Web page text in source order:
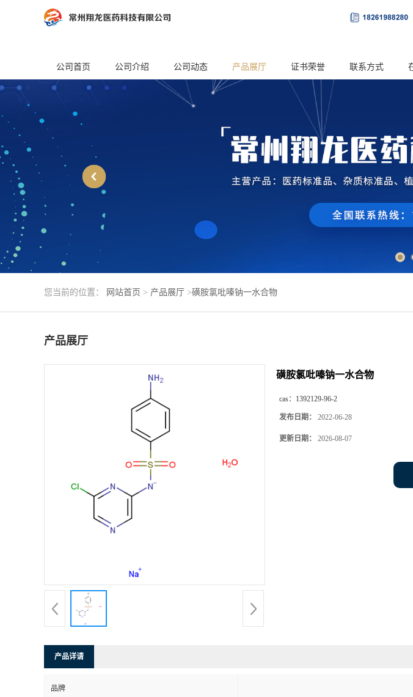
公司首页 公司介绍 公司动态 产品展厅 证书荣誉 联系方式
您当前的位置： 网站首页 > 产品展厅 >磺胺氯吡嗪钠一水合物
产品展厅
磺胺氯吡嗪钠一水合物
cas： 1392129-96-2
发布日期： 2022-06-28
更新日期： 2026-08-07
产品详请
品牌